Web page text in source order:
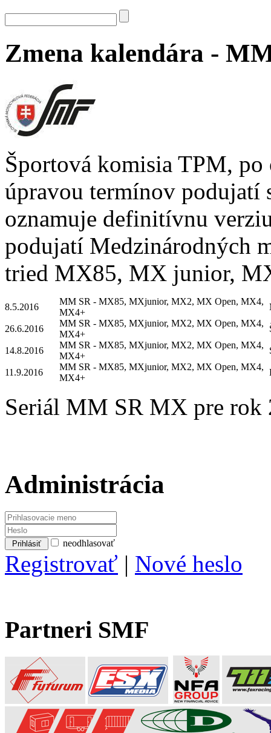
Zmena kalendára -
Športová komisia TPM,
úpravou termínov podujatí
oznamuje definitívnu
podujatí Medzinárodných
tried MX85, MX junior,
8.5.2016
MM SR - MX85, MXjunior, MX2, MX Open, MX4,
MX4+
26.6.2016
MM SR - MX85, MXjunior, MX2, MX Open, MX4,
MX4+
14.8.2016
MM SR - MX85, MXjunior, MX2, MX Open, MX4,
MX4+
11.9.2016
MM SR - MX85, MXjunior, MX2, MX Open, MX4,
MX4+
Seriál MM SR MX pre rok
Administrácia
neodhlasovať
Registrovať | Nové heslo
Partneri SMF